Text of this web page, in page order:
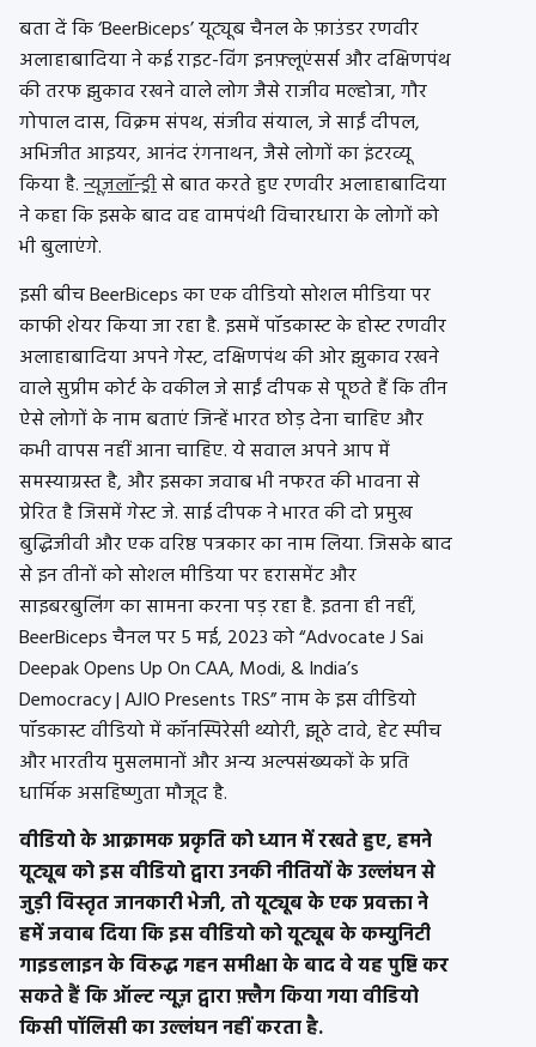
बता दें कि ‘BeerBiceps’ यूट्यूब चैनल के फ़ाउंडर रणवीर
अलाहाबादिया ने कई राइट-विंग इनफ़्लूएंसर्स और दक्षिणपंथ
की तरफ झुकाव रखने वाले लोग जैसे राजीव मल्होत्रा, गौर
गोपाल दास, विक्रम संपथ, संजीव संयाल, जे साईं दीपल,
अभिजीत आइयर, आनंद रंगनाथन, जैसे लोगों का इंटरव्यू
किया है.न्यूज़लॉन्ड्रीसे बात करते हुए रणवीर अलाहाबादिया
ने कहा कि इसके बाद वह वामपंथी विचारधारा के लोगों को
भी बुलाएंगे.
इसी बीच BeerBiceps का एक वीडियो सोशल मीडिया पर
काफी शेयर किया जा रहा है. इसमें पॉडकास्ट के होस्ट रणवीर
अलाहाबादिया अपने गेस्ट, दक्षिणपंथ की ओर झुकाव रखने
वाले सुप्रीम कोर्ट के वकील जे साईं दीपक से पूछते हैं कि तीन
ऐसे लोगों के नाम बताएं जिन्हें भारत छोड़ देना चाहिए और
कभी वापस नहीं आना चाहिए. ये सवाल अपने आप में
समस्याग्रस्त है, और इसका जवाब भी नफरत की भावना से
प्रेरित है जिसमें गेस्ट जे. साई दीपक ने भारत की दो प्रमुख
बुद्धिजीवी और एक वरिष्ठ पत्रकार का नाम लिया. जिसके बाद
से इन तीनों को सोशल मीडिया पर हरासमेंट और
साइबरबुलिंग का सामना करना पड़ रहा है. इतना ही नहीं,
BeerBiceps चैनल पर 5 मई, 2023 को “Advocate J Sai
Deepak Opens Up On CAA, Modi, & India’s
Democracy | AJIO Presents TRS” नाम के इस वीडियो
पॉडकास्ट वीडियो मेंकॉनस्पिरेसी थ्योरी, झूठे दावे, हेट स्पीच
और भारतीय मुसलमानों और अन्य अल्पसंख्यकों के प्रति
धार्मिक असहिष्णुता मौजूद है.
वीडियो के आक्रामक प्रकृति को ध्यान में रखते हुए, हमने
यूट्यूब को इस वीडियो द्वारा उनकी नीतियों के उल्लंघन से
जुड़ी विस्तृत जानकारी भेजी, तो यूट्यूब के एक प्रवक्ता ने
हमें जवाब दिया कि इस वीडियो को यूट्यूब के कम्युनिटी
गाइडलाइन के विरुद्ध गहन समीक्षा के बाद वे यह पुष्टि कर
सकते हैं कि ऑल्ट न्यूज़ द्वारा फ़्लैग किया गया वीडियो
किसी पॉलिसी का उल्लंघन नहीं करता है.